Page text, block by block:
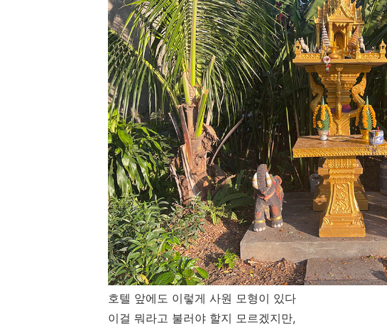
호텔 앞에도 이렇게 사원 모형이 있다
이걸 뭐라고 불러야 할지 모르겠지만,